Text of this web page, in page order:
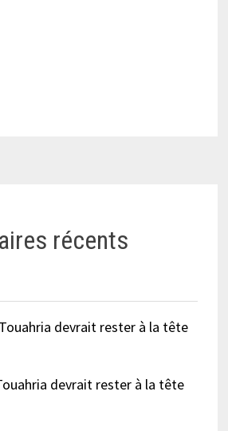
récents
Touahria devrait rester à la tête
devrait rester à la tête